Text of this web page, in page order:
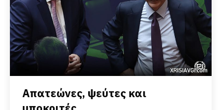
Απατεώνες, ψεύτες και